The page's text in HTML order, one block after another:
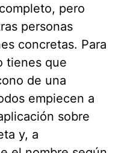
pero
personas
concretas. Para
tienes que
de una
empiecen a
sobre
y, a